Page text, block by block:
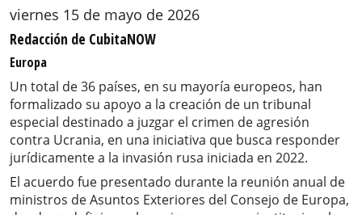
viernes 15 de mayo de 2026
Redacción de CubitaNOW
Europa
Un total de 36 países, en su mayoría europeos, han
formalizado su apoyo a la creación de un tribunal
especial destinado a juzgar el crimen de agresión
contra Ucrania, en una iniciativa que busca responder
jurídicamente a la invasión rusa iniciada en 2022.
El acuerdo fue presentado durante la reunión anual de
ministros de Asuntos Exteriores del Consejo de Europa,